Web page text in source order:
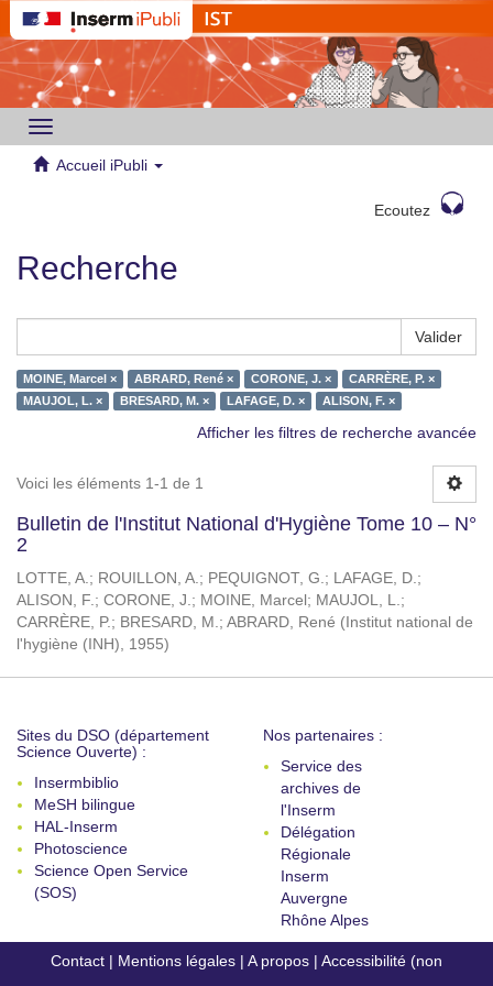
Toggle
navigation
Accueil iPubli
Ecoutez
Recherche
Valider
MOINE, Marcel × ABRARD, René × CORONE, J. ×
CARRÈRE, P. ×
MAUJOL, L. ×
BRESARD, M. × LAFAGE, D. × ALISON, F. ×
Afficher les filtres de recherche avancée
Voici les éléments 1-1 de 1
Bulletin de l'Institut National d'Hygiène Tome 10 – N°
2
LOTTE, A.; ROUILLON, A.; PEQUIGNOT, G.; LAFAGE, D.;
ALISON, F.; CORONE, J.; MOINE, Marcel ; MAUJOL, L.;
CARRÈRE, P.; BRESARD, M.; ABRARD, René ( Institut national de
l'hygiène (INH), 1955)
Sites du DSO (département
Science Ouverte) :
Insermbiblio
MeSH bilingue
HAL-Inserm
Photoscience
Science Open Service
(SOS)
Nos partenaires :
Service des
archives de
l'Inserm
Délégation
Régionale
Inserm
Auvergne
Rhône Alpes
Contact | Mentions légales | A propos | Accessibilité (non